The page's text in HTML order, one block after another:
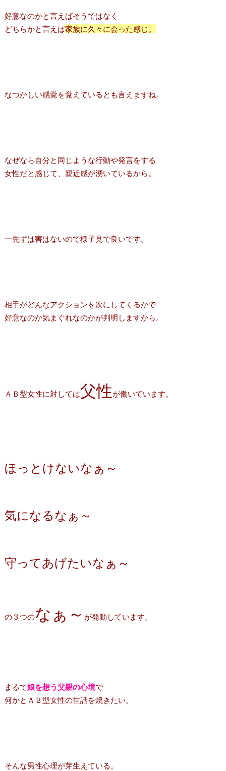
好意なのかと言えばそうではなく
どちらかと言えば家族に久々に会った感じ。
なつかしい感覚を覚えているとも言えますね。
なぜなら自分と同じような行動や発言をする
女性だと感じて、親近感が湧いているから。
一先ずは害はないので様子見で良いです。
相手がどんなアクションを次にしてくるかで
好意なのか気まぐれなのかが判明しますから。
ＡＢ型女性に対しては父性が働いています。
ほっとけないなぁ～
気になるなぁ～
守ってあげたいなぁ～
の３つのなぁ～ が発動しています。
まるで娘を想う父親の心境で
何かとＡＢ型女性の世話を焼きたい。
そんな男性心理が芽生えている。